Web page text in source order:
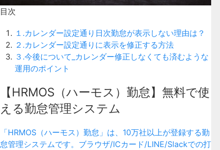
目次
１.カレンダー設定通り日次勤怠が表示しない理由は？
２.カレンダー設定通りに表示を修正する方法
３.今後について_カレンダー修正しなくても済むような
運用のポイント
【HRMOS（ハーモス）勤怠】無料で使
える勤怠管理システム
「HRMOS（ハーモス）勤怠」は、10万社以上が登録する勤
怠管理システムです。ブラウザ/ICカード/LINE/Slackでの打